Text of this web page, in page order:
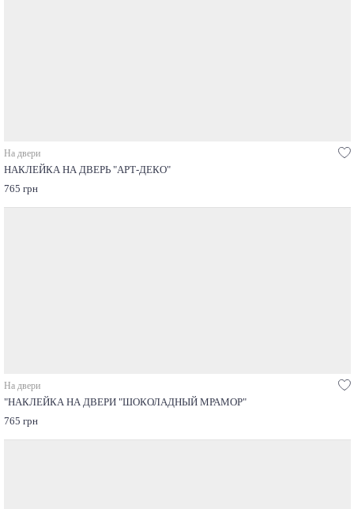
На двери
НАКЛЕЙКА НА ДВЕРЬ "АРТ-ДЕКО"
765 грн
На двери
"НАКЛЕЙКА НА ДВЕРИ "ШОКОЛАДНЫЙ МРАМОР"
765 грн